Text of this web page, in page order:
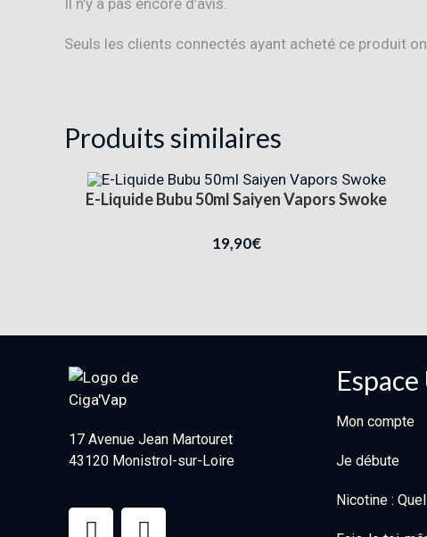
Seuls les clients connectés ayant acheté ce produit
Produits similaires
E-Liquide Bubu 50ml Saiyen Vapors Swoke
19,90€
17 Avenue Jean Martouret
43120 Monistrol-sur-Loire
Mon compte
Je débute
Nicotine :